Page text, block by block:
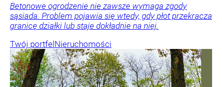
Betonowe ogrodzenie nie zawsze wymaga zgody
sąsiada. Problem pojawia się wtedy, gdy płot przekracza
granicę działki lub staje dokładnie na niej.
Twój portfelNieruchomości